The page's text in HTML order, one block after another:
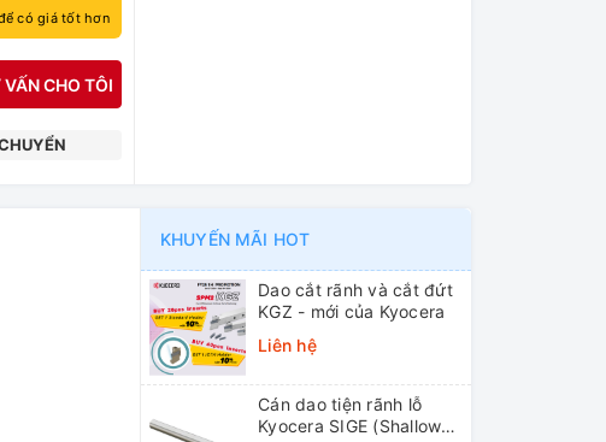
có giá tốt hơn
CHO TÔI
KHUYẾN MÃI HOT
Dao cắt rãnh và cắt đứt
KGZ - mới của Kyocera
Liên hệ
Cán dao tiện rãnh lỗ
Kyocera SIGE (Shallow